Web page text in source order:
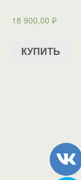
18 900,00 ₽
КУПИТЬ